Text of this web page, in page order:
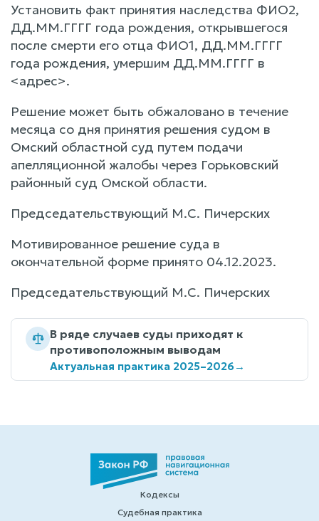
Установить факт принятия наследства ФИО2,
ДД.ММ.ГГГГ года рождения, открывшегося
после смерти его отца ФИО1, ДД.ММ.ГГГГ
года рождения, умершим ДД.ММ.ГГГГ в
<адрес>.
Решение может быть обжаловано в течение
месяца со дня принятия решения судом в
Омский областной суд путем подачи
апелляционной жалобы через Горьковский
районный суд Омской области.
Председательствующий М.С. Пичерских
Мотивированное решение суда в
окончательной форме принято 04.12.2023.
Председательствующий М.С. Пичерских
В ряде случаев суды приходят к
противоположным выводам
Актуальная практика 2025–2026→
Кодексы
Судебная практика